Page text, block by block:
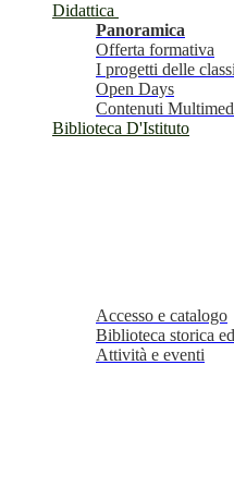
Didattica
Panoramica
Offerta formativa
I progetti delle classi
Open Days
Contenuti
Biblioteca D'Istituto
Accesso e catalogo
Biblioteca storica
Attività e eventi